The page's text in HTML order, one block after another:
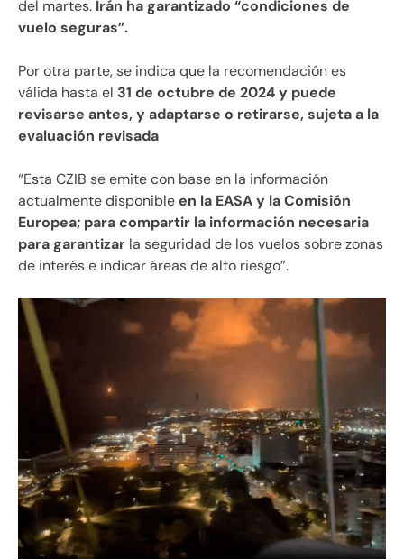
del martes. Irán ha garantizado “condiciones de
vuelo seguras”.
Por otra parte, se indica que la recomendación es
válida hasta el 31 de octubre de 2024 y puede
revisarse antes, y adaptarse o retirarse, sujeta a la
evaluación revisada
“Esta CZIB se emite con base en la información
actualmente disponibleen la EASA y la Comisión
Europea; para compartir la información necesaria
para garantizar la seguridad de los vuelos sobre zonas
de interés e indicar áreas de alto riesgo”.